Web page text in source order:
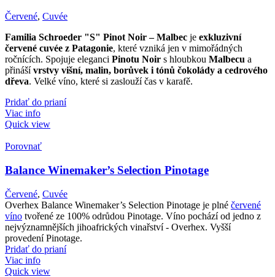
Červené, Cuvée
Familia Schroeder "S" Pinot Noir – Malbec je exkluzivní
červené cuvée z Patagonie, které vzniká jen v mimořádných
ročnících. Spojuje eleganci Pinotu Noir s hloubkou Malbecu a
přinášívrstvy višní, malin, borůvek i tónů čokolády a cedrového
dřeva. Velké víno, které si zaslouží čas v karafě.
Pridať do prianí
Viac info
Quick view
Porovnať
Balance Winemaker’s Selection Pinotage
Červené, Cuvée
Overhex Balance Winemaker’s Selection Pinotage je plné červené
víno tvořené ze 100% odrůdou Pinotage. Víno pochází od jedno z
nejvýznamnějších jihoafrických vinařství - Overhex. Vyšší
provedení Pinotage.
Pridať do prianí
Viac info
Quick view